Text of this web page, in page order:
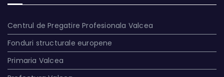
Centrul de Pregatire Profesionala Valcea
Fonduri structurale europene
Primaria Valcea